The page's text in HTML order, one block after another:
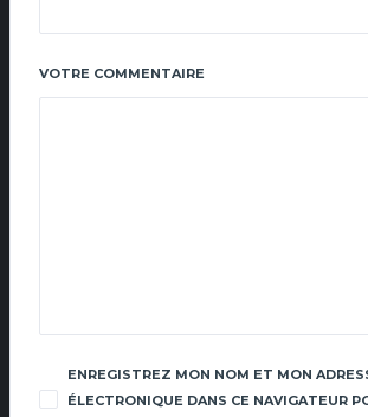
VOTRE COMMENTAIRE
ENREGISTREZ MON NOM ET MON
ÉLECTRONIQUE DANS CE NAVIGATEUR